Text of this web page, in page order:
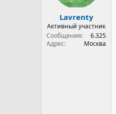
Lavrenty
Активный участник
Сообщения
6.325
Адрес
Москва